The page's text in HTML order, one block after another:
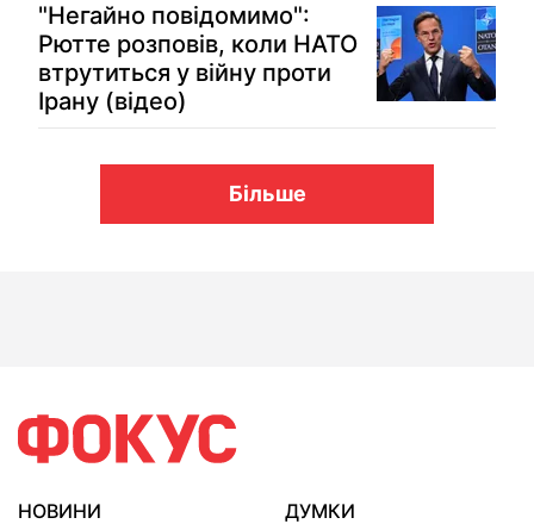
"Негайно повідомимо":
Рютте розповів, коли НАТО
втрутиться у війну проти
Ірану (відео)
Більше
НОВИНИ
ДУМКИ